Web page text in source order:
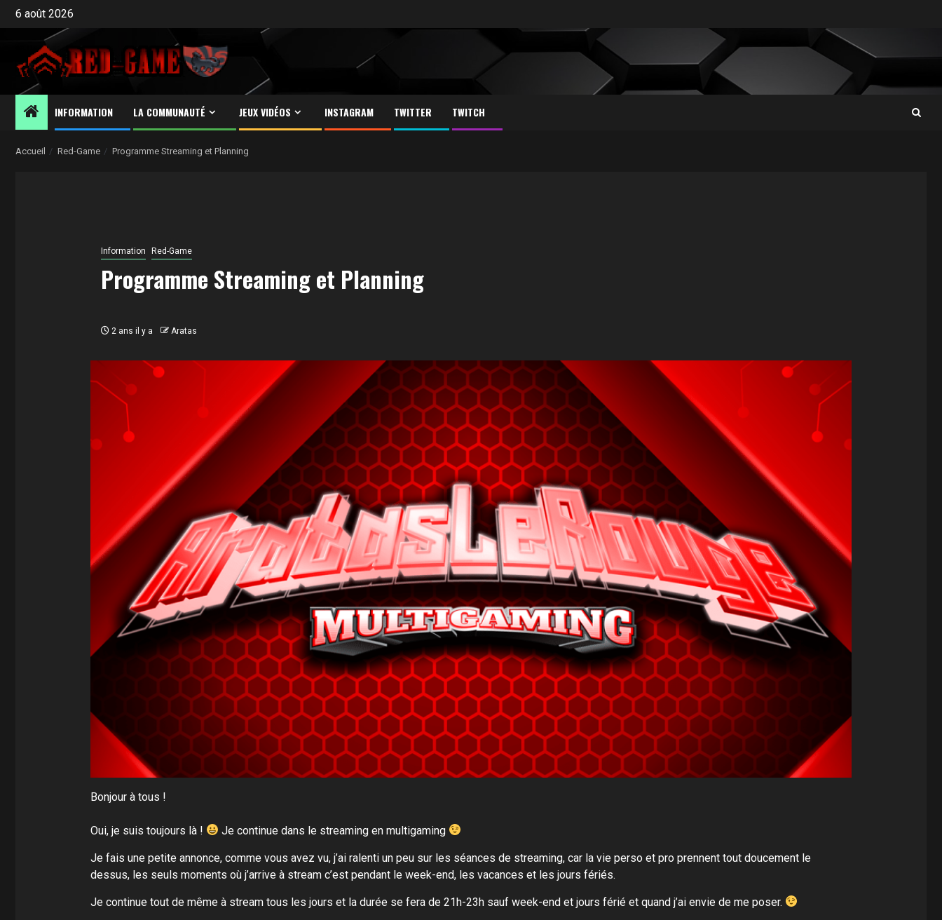
Aller6 août 2026
INFORMATION LA COMMUNAUTÉ JEUX VIDÉOS INSTAGRAM TWITTER TWITCH
Accueil Red-Game Programme Streaming et Planning
Information Red-Game
Programme Streaming et Planning
2 ans il y a Aratas
Bonjour à tous !
Oui, je suis toujours là ! Je continue dans le streaming en multigaming
Je fais une petite annonce, comme vous avez vu, j’ai ralenti un peu sur les séances de streaming, car la vie perso et pro prennent tout doucement le
dessus, les seuls moments où j’arrive à stream c’est pendant le week-end, les vacances et les jours fériés.
Je continue tout de même à stream tous les jours et la durée se fera de 21h-23h sauf week-end et jours férié et quand j’ai envie de me poser.